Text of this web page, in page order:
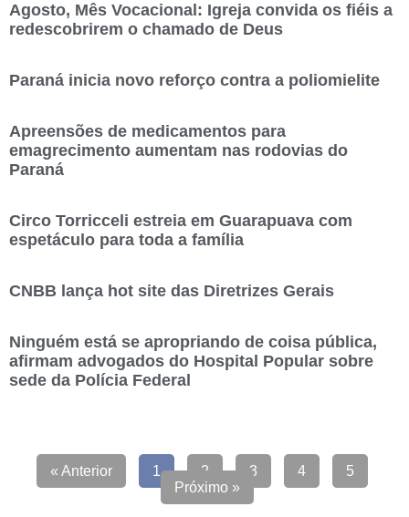
Agosto, Mês Vocacional: Igreja convida os fiéis a
redescobrirem o chamado de Deus
Paraná inicia novo reforço contra a poliomielite
Apreensões de medicamentos para
emagrecimento aumentam nas rodovias do
Paraná
Circo Torricceli estreia em Guarapuava com
espetáculo para toda a família
CNBB lança hot site das Diretrizes Gerais
Ninguém está se apropriando de coisa pública,
afirmam advogados do Hospital Popular sobre
sede da Polícia Federal
« Anterior 1 2 3 4
5
Próximo »